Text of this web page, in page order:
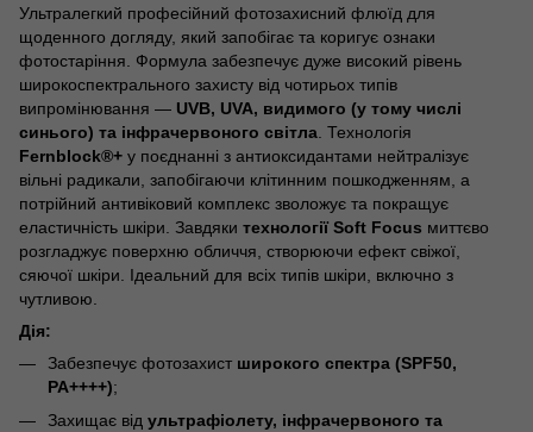
Ультралегкий професійний фотозахисний флюїд для
щоденного догляду, який запобігає та коригує ознаки
фотостаріння. Формула забезпечує дуже високий рівень
широкоспектрального захисту від чотирьох типів
випромінювання — UVB, UVA, видимого (у тому числі
синього) та інфрачервоного світла . Технологія
Fernblock®+ у поєднанні з антиоксидантами нейтралізує
вільні радикали, запобігаючи клітинним пошкодженням, а
потрійний антивіковий комплекс зволожує та покращує
еластичність шкіри. Завдяки технології Soft Focus миттєво
розгладжує поверхню обличчя, створюючи ефект свіжої,
сяючої шкіри. Ідеальний для всіх типів шкіри, включно з
чутливою.
Дія:
Забезпечує фотозахист широкого спектра (SPF50,
PA++++);
Захищає від ультрафіолету, інфрачервоного та